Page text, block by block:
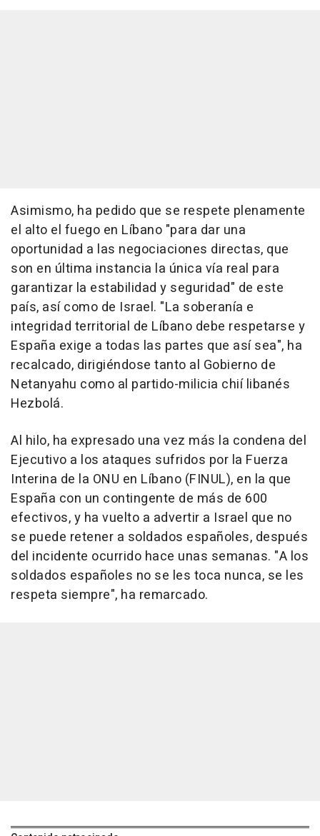
Asimismo, ha pedido que se respete plenamente
el alto el fuego en Líbano "para dar una
oportunidad a las negociaciones directas, que
son en última instancia la única vía real para
garantizar la estabilidad y seguridad" de este
país, así como de Israel. "La soberanía e
integridad territorial de Líbano debe respetarse y
España exige a todas las partes que así sea", ha
recalcado, dirigiéndose tanto al Gobierno de
Netanyahu como al partido-milicia chií libanés
Hezbolá.
Al hilo, ha expresado una vez más la condena del
Ejecutivo a los ataques sufridos por la Fuerza
Interina de la ONU en Líbano (FINUL), en la que
España con un contingente de más de 600
efectivos, y ha vuelto a advertir a Israel que no
se puede retener a soldados españoles, después
del incidente ocurrido hace unas semanas. "A los
soldados españoles no se les toca nunca, se les
respeta siempre", ha remarcado.